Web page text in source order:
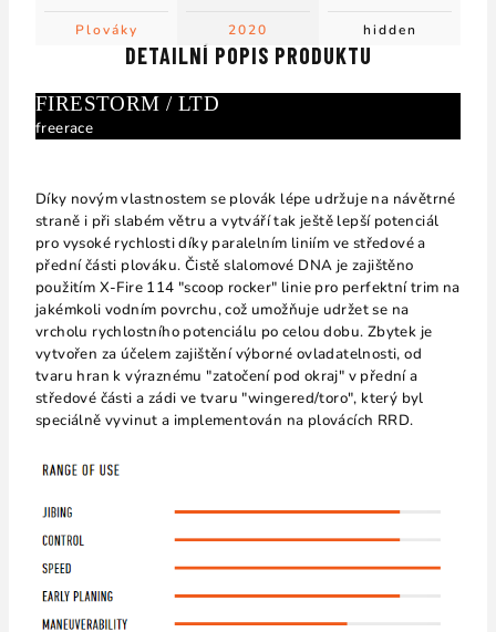
DETAILNÍ POPIS PRODUKTU
FIRESTORM / LTD
freerace
Díky novým vlastnostem se plovák lépe udržuje na návětrné
straně i při slabém větru a vytváří tak ještě lepší potenciál
pro vysoké rychlosti díky paralelním liniím ve středové a
přední části plováku. Čistě slalomové DNA je zajištěno
použitím X-Fire 114 "scoop rocker" linie pro perfektní trim na
jakémkoli vodním povrchu, což umožňuje udržet se na
vrcholu rychlostního potenciálu po celou dobu. Zbytek je
vytvořen za účelem zajištění výborné ovladatelnosti, od
tvaru hran k výraznému "zatočení pod okraj" v přední a
středové části a zádi ve tvaru "wingered/toro", který byl
speciálně vyvinut a implementován na plovácích RRD.
Plováky 2020 hidden